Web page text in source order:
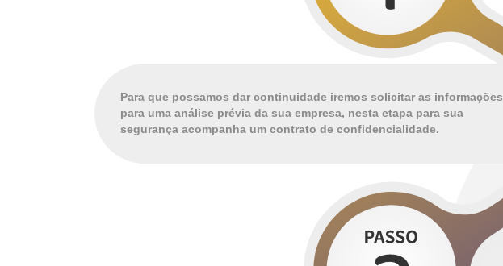
Para que possamos dar continuidade iremos solicitar as informações
para uma análise prévia da sua empresa, nesta etapa para sua
segurança acompanha um contrato de confidencialidade.